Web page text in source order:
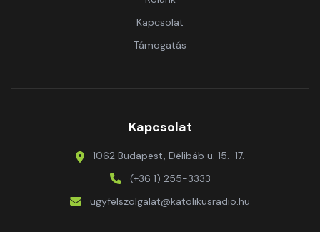
Kapcsolat
Támogatás
Kapcsolat
1062 Budapest, Délibáb u. 15.-17.
(+36 1) 255-3333
ugyfelszolgalat@katolikusradio.hu